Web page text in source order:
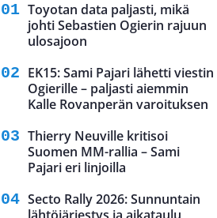
Toyotan data paljasti, mikä
johti Sebastien Ogierin rajuun
ulosajoon
EK15: Sami Pajari lähetti viestin
Ogierille – paljasti aiemmin
Kalle Rovanperän varoituksen
Thierry Neuville kritisoi
Suomen MM-rallia – Sami
Pajari eri linjoilla
Secto Rally 2026: Sunnuntain